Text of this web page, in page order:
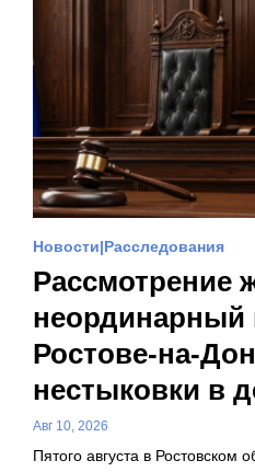
Новости Расследования
Рассмотрение
неординарный
Ростове-на-
нестыковки в
Авг 10, 2026
Пятого августа в Ростовском